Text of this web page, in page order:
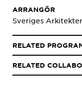
ARRANGÖR
Sveriges
RELATED
RELATED